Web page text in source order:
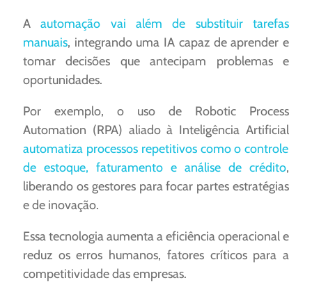
A automação vai além de substituir tarefas
manuais, integrando uma IA capaz de aprender e
tomar decisões que antecipam problemas e
oportunidades.
Por exemplo, o uso de Robotic Process
Automation (RPA) aliado à Inteligência Artificial
automatiza processos repetitivos como o controle
de estoque, faturamento e análise de crédito,
liberando os gestores para focar partes estratégias
e de inovação.
Essa tecnologia aumenta a eficiência operacional e
reduz os erros humanos, fatores críticos para a
competitividade das empresas.